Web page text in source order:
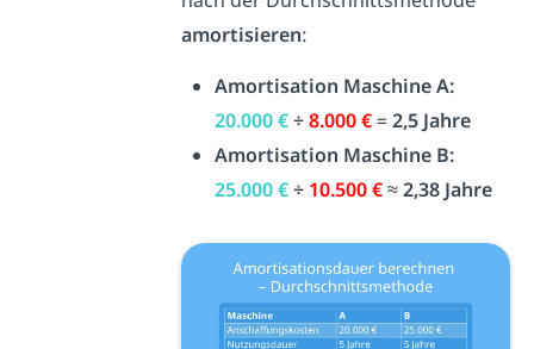
amortisieren:
Amortisation Maschine A:
20.000 €÷8.000 €=2,5 Jahre
Amortisation Maschine B:
25.000 €÷ 10.500 €≈2,38 Jahre